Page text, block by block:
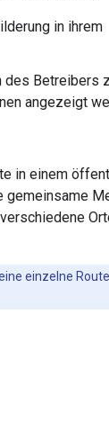
in ihrem
des Betreibers
angezeigt
in einem
gemeinsame
einzelne